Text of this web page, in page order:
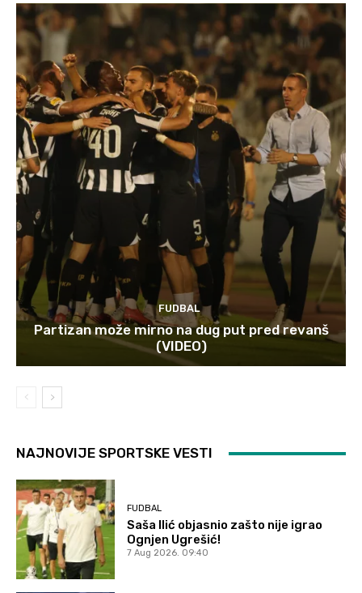
FUDBAL
Partizan može mirno na dug put pred revanš
(VIDEO)
NAJNOVIJE SPORTSKE VESTI
FUDBAL
Saša Ilić objasnio zašto nije igrao
Ognjen Ugrešić!
7 Aug 2026. 09:40